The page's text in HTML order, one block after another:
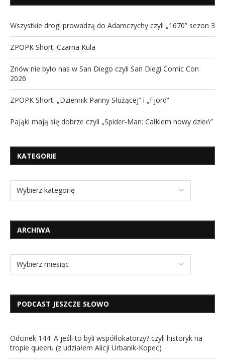
Wszystkie drogi prowadzą do Adamczychy czyli „1670” sezon 3
ZPOPK Short: Czarna Kula
Znów nie było nas w San Diego czyli San Diegi Comic Con
2026
ZPOPK Short: „Dziennik Panny Służącej” i „Fjord”
Pająki mają się dobrze czyli „Spider-Man: Całkiem nowy dzień”
KATEGORIE
ARCHIWA
PODCAST JESZCZE SŁOWO
Odcinek 144: A jeśli to byli współlokatorzy? czyli historyk na
tropie queeru (z udziałem Alicji Urbanik-Kopeć)